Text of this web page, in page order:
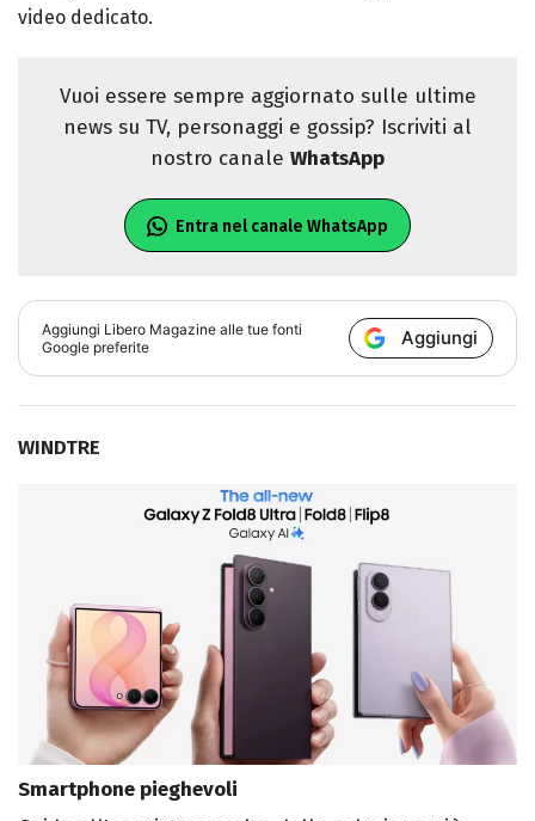
video dedicato.
Vuoi essere sempre aggiornato sulle ultime
news su TV, personaggi e gossip? Iscriviti al
nostro canale WhatsApp
Entra nel canale WhatsApp
Aggiungi Libero Magazine alle tue fonti
Google preferite
Aggiungi
WINDTRE
Smartphone pieghevoli